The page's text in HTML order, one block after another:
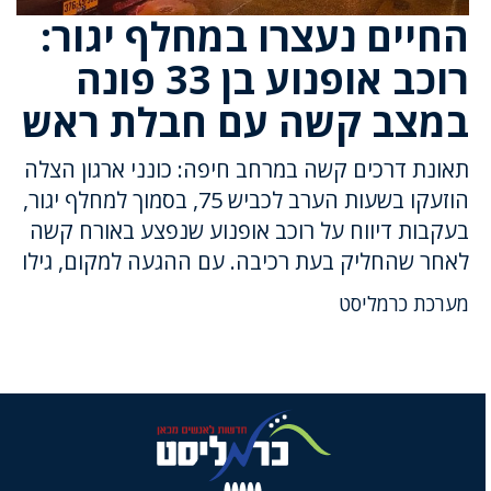
החיים נעצרו במחלף יגור:
רוכב אופנוע בן 33 פונה
במצב קשה עם חבלת ראש
תאונת דרכים קשה במרחב חיפה: כונני ארגון הצלה
הוזעקו בשעות הערב לכביש 75, בסמוך למחלף יגור,
בעקבות דיווח על רוכב אופנוע שנפצע באורח קשה
לאחר שהחליק בעת רכיבה. עם ההגעה למקום, גילו
מערכת כרמליסט